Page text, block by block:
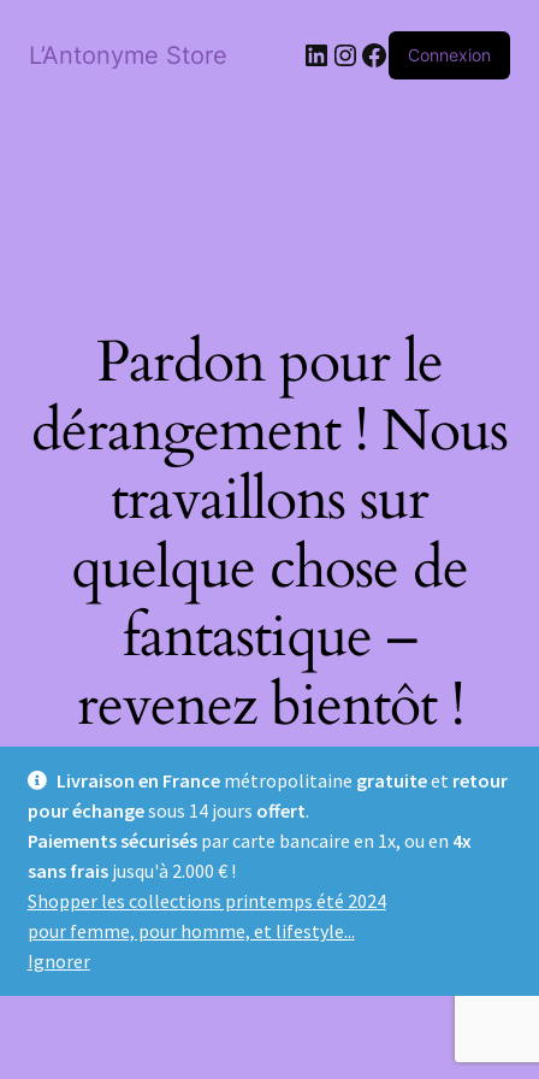
Livraison en France métropolitaine gratuiteet retour
pour échangesous 14 jours offert.
Paiements sécuriséspar carte bancaire en 1x, ou en 4x
sans fraisjusqu'à 2.000 € !
Shopper les collections printemps été 2024
pour femme, pour homme, et lifestyle...
Ignorer
L’Antonyme Store LinkedIn
Instagram
Facebook
Connexion
Pardon pour le
dérangement ! Nous
travaillons sur
quelque chose de
fantastique –
revenez bientôt !